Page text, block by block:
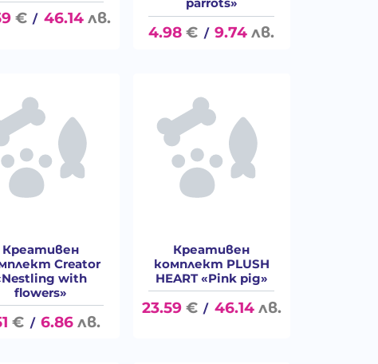
€ / 46.14 лв.
4.98 € / 9.74 лв.
Креативен
Creator
with
flowers»
€ / 6.86 лв.
Креативен
комплект PLUSH
HEART «Pink pig»
23.59 € / 46.14 лв.